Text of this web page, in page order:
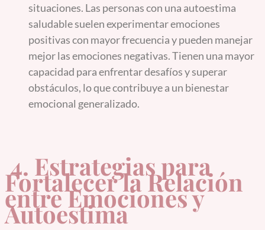
situaciones. Las personas con una autoestima
saludable suelen experimentar emociones
positivas con mayor frecuencia y pueden manejar
mejor las emociones negativas. Tienen una mayor
capacidad para enfrentar desafíos y superar
obstáculos, lo que contribuye a un bienestar
emocional generalizado.
4. Estrategias para
Fortalecer la Relación
entre Emociones y
Autoestima